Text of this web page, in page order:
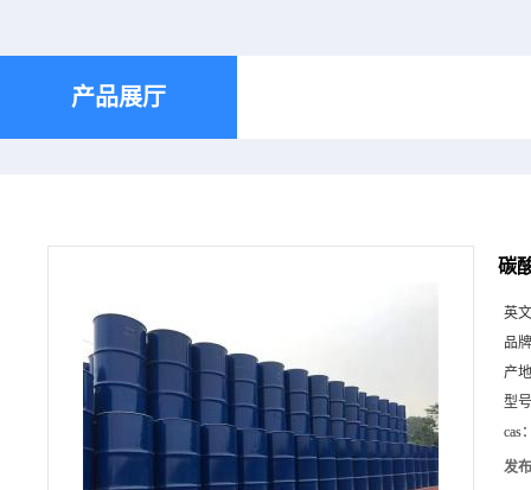
产品展厅
碳
英
品
产
型
cas
发